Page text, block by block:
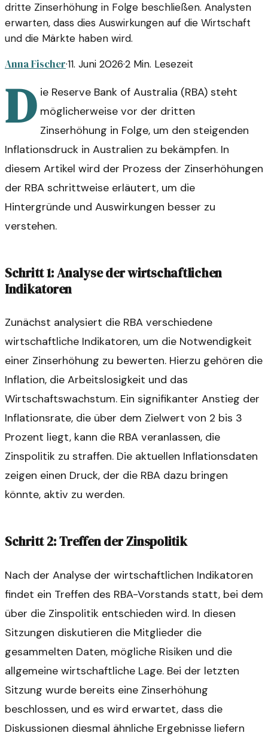
dritte Zinserhöhung in Folge beschließen. Analysten
erwarten, dass dies Auswirkungen auf die Wirtschaft
und die Märkte haben wird.
Anna Fischer·11. Juni 2026·2 Min. Lesezeit
D ie Reserve Bank of Australia (RBA) steht
möglicherweise vor der dritten
Zinserhöhung in Folge, um den steigenden
Inflationsdruck in Australien zu bekämpfen. In
diesem Artikel wird der Prozess der Zinserhöhungen
der RBA schrittweise erläutert, um die
Hintergründe und Auswirkungen besser zu
verstehen.
Schritt 1: Analyse der wirtschaftlichen
Indikatoren
Zunächst analysiert die RBA verschiedene
wirtschaftliche Indikatoren, um die Notwendigkeit
einer Zinserhöhung zu bewerten. Hierzu gehören die
Inflation, die Arbeitslosigkeit und das
Wirtschaftswachstum. Ein signifikanter Anstieg der
Inflationsrate, die über dem Zielwert von 2 bis 3
Prozent liegt, kann die RBA veranlassen, die
Zinspolitik zu straffen. Die aktuellen Inflationsdaten
zeigen einen Druck, der die RBA dazu bringen
könnte, aktiv zu werden.
Schritt 2: Treffen der Zinspolitik
Nach der Analyse der wirtschaftlichen Indikatoren
findet ein Treffen des RBA-Vorstands statt, bei dem
über die Zinspolitik entschieden wird. In diesen
Sitzungen diskutieren die Mitglieder die
gesammelten Daten, mögliche Risiken und die
allgemeine wirtschaftliche Lage. Bei der letzten
Sitzung wurde bereits eine Zinserhöhung
beschlossen, und es wird erwartet, dass die
Diskussionen diesmal ähnliche Ergebnisse liefern